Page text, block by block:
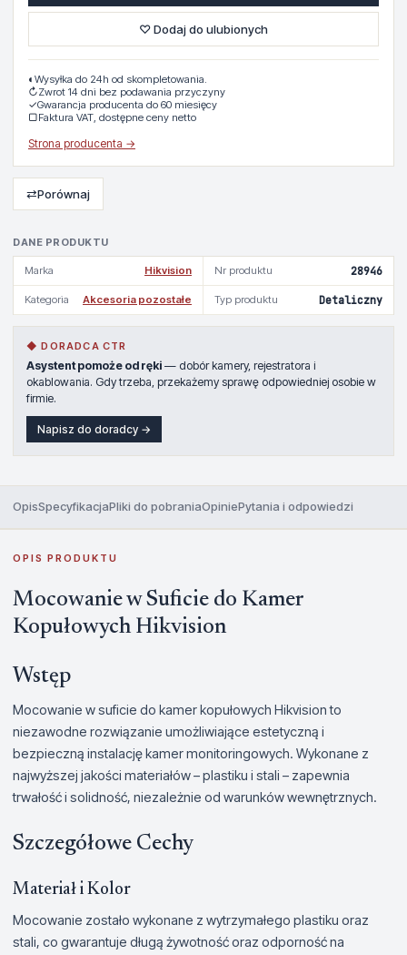
DANE PRODUKTU
Marka Hikvision Nr produktu 28946
Kategoria Akcesoria pozostałe Typ produktu Detaliczny
◆ DORADCA CTR
Asystent pomoże od ręki — dobór kamery, rejestratora i
okablowania. Gdy trzeba, przekażemy sprawę odpowiedniej osobie w
firmie.
Napisz do doradcy →
♡ Dodaj do ulubionych
◐ Wysyłka do 24h od skompletowania.
↻Zwrot 14 dni bez podawania przyczyny
✓Gwarancja producenta do 60 miesięcy
▢Faktura VAT, dostępne ceny netto
Strona producenta →
⇄Porównaj
OpisSpecyfikacjaPliki do pobraniaOpiniePytania i odpowiedzi
OPIS PRODUKTU
Mocowanie w Suficie do Kamer
Kopułowych Hikvision
Wstęp
Mocowanie w suficie do kamer kopułowych Hikvision to
niezawodne rozwiązanie umożliwiające estetyczną i
bezpieczną instalację kamer monitoringowych. Wykonane z
najwyższej jakości materiałów – plastiku i stali – zapewnia
trwałość i solidność, niezależnie od warunków wewnętrznych.
Szczegółowe Cechy
Materiał i Kolor
Mocowanie zostało wykonane z wytrzymałego plastiku oraz
stali, co gwarantuje długą żywotność oraz odporność na